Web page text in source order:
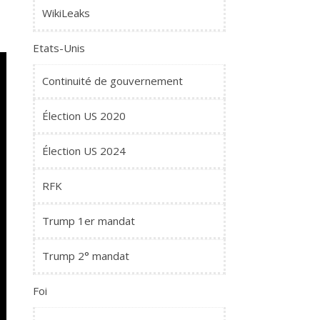
WikiLeaks
Etats-Unis
Continuité de gouvernement
Élection US 2020
Élection US 2024
RFK
Trump 1er mandat
Trump 2° mandat
Foi